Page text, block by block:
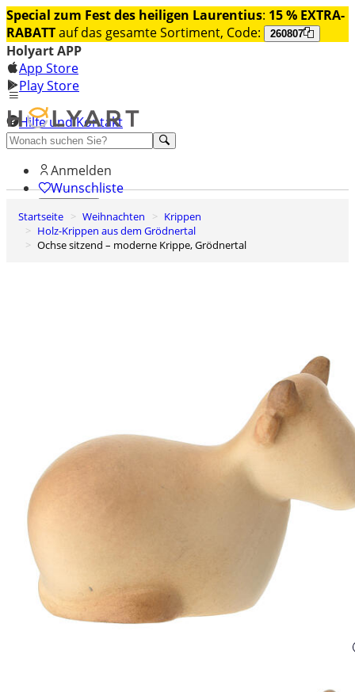
Special zum Fest des heiligen Laurentius: 15 % EXTRA-
RABATTauf das gesamte Sortiment, Code: 260807
Holyart APP
App Store
Play Store
Hilfe und Kontakt
Entdecken Sie Premium
Anmelden
Wunschliste
0
Warenkorb
Startseite Weihnachten
Krippen
Holz-Krippen aus dem Grödnertal
Ochse sitzend – moderne Krippe, Grödnertal